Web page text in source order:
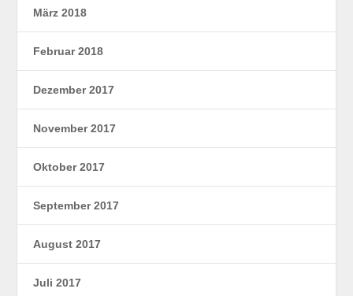
März 2018
Februar 2018
Dezember 2017
November 2017
Oktober 2017
September 2017
August 2017
Juli 2017